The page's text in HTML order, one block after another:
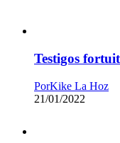
Testigos
PorKike La Hoz
21/01/2022